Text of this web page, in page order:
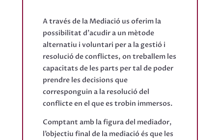
A través de la Mediació us oferim la
possibilitat d’acudir a un mètode
alternatiu i voluntari per a la gestió i
resolució de conflictes, on treballem les
capacitats de les parts per tal de poder
prendre les decisions que
corresponguin a la resolució del
conflicte en el que es trobin immersos.
Comptant amb la figura del mediador,
l’objectiu final de la mediació és que les